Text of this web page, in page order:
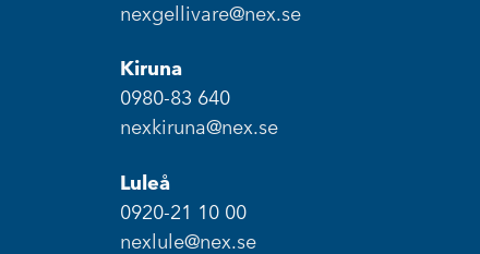
nexgellivare@nex.se
Kiruna
0980-83 640
nexkiruna@nex.se
Luleå
0920-21 10 00
nexlule@nex.se